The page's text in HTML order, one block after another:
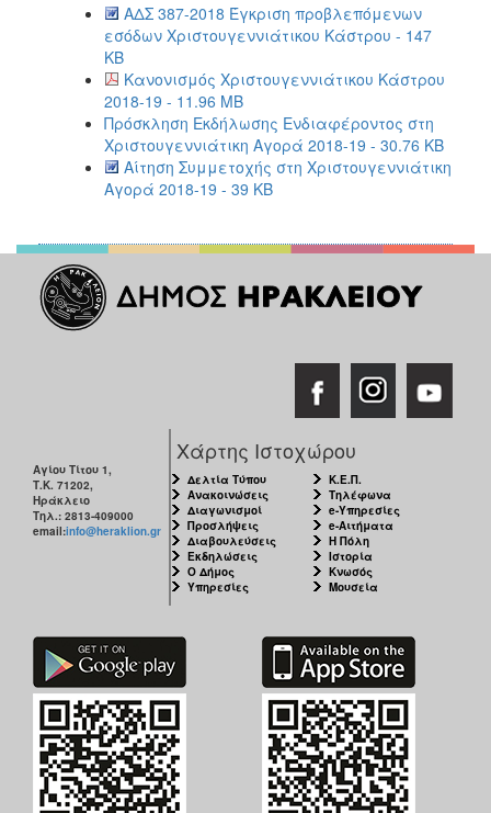
ΑΔΣ 387-2018 Έγκριση προβλεπόμενων
εσόδων Χριστουγεννιάτικου Κάστρου - 147
KB
Κανονισμός Χριστουγεννιάτικου Κάστρου
2018-19 - 11.96 MB
Πρόσκληση Εκδήλωσης Ενδιαφέροντος στη
Χριστουγεννιάτικη Αγορά 2018-19 - 30.76 KB
Αίτηση Συμμετοχής στη Χριστουγεννιάτικη
Αγορά 2018-19 - 39 KB
Αγίου Τίτου 1,
Τ.Κ. 71202,
Ηράκλειο
Τηλ.: 2813-409000
email:info@heraklion.gr
Χάρτης Ιστοχώρου
Δελτία Τύπου
Ανακοινώσεις
Διαγωνισμοί
Προσλήψεις
Διαβουλεύσεις
Εκδηλώσεις
Ο Δήμος
Υπηρεσίες
Κ.Ε.Π.
Τηλέφωνα
e-Υπηρεσίες
e-Αιτήματα
Η Πόλη
Ιστορία
Κνωσός
Μουσεία